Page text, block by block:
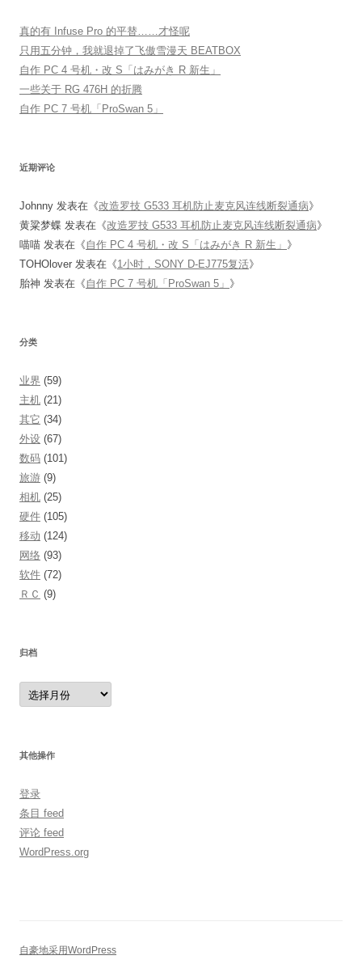
真的有 Infuse Pro 的平替……才怪呢
只用五分钟，我就退掉了飞傲雪漫天 BEATBOX
自作 PC 4 号机・改 S「はみがき R 新生」
一些关于 RG 476H 的折腾
自作 PC 7 号机「ProSwan 5」
近期评论
Johnny 发表在《改造罗技 G533 耳机防止麦克风连线断裂通病》
黄粱梦蝶 发表在《改造罗技 G533 耳机防止麦克风连线断裂通病》
喵喵 发表在《自作 PC 4 号机・改 S「はみがき R 新生」 》
TOHOlover 发表在《1小时，SONY D-EJ775复活》
胎神 发表在《自作 PC 7 号机「ProSwan 5」 》
分类
业界 (59)
主机 (21)
其它 (34)
外设 (67)
数码 (101)
旅游 (9)
相机 (25)
硬件 (105)
移动 (124)
网络 (93)
软件 (72)
ＲＣ (9)
归档
归
档
其他操作
登录
条目 feed
评论 feed
WordPress.org
自豪地采用WordPress